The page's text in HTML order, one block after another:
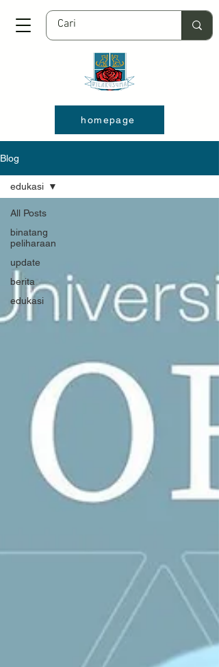
Blog
All Posts
binatang
peliharaan
update
berita
edukasi
edukasi
homepage